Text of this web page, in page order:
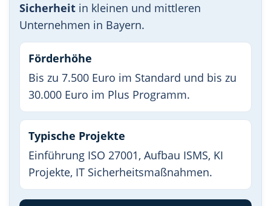
Sicherheit in kleinen und mittleren
Unternehmen in Bayern.
Förderhöhe
Bis zu 7.500 Euro im Standard und bis zu
30.000 Euro im Plus Programm.
Typische Projekte
Einführung ISO 27001, Aufbau ISMS, KI
Projekte, IT Sicherheitsmaßnahmen.